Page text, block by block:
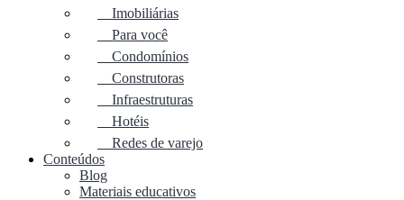
Imobiliárias
Para você
Condomínios
Construtoras
Infraestruturas
Hotéis
Redes de varejo
Conteúdos
Blog
Materiais educativos